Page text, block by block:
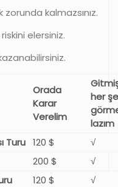
zorunda kalmazsınız.
elersiniz.
kazanabilirsiniz.
Orada
Karar
Verelim
her
lazım
Turu 120 $
√
200 $
√
120 $ √